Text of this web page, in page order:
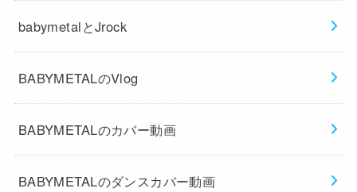
babymetalとJrock
BABYMETALのVlog
BABYMETALのカバー動画
BABYMETALのダンスカバー動画